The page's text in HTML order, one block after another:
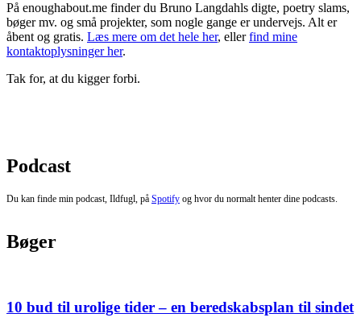
På enoughabout.me finder du Bruno Langdahls digte, poetry slams,
bøger mv. og små projekter, som nogle gange er undervejs. Alt er
åbent og gratis. Læs mere om det hele her, ellerfind mine
kontaktoplysninger her.
Tak for, at du kigger forbi.
Podcast
Du kan finde min podcast, Ildfugl, på Spotify og hvor du normalt henter dine podcasts.
Bøger
10 bud til urolige tider – en beredskabsplan til sindet